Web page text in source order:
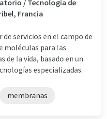
/ Tecnología de
Francia
servicios en el campo de
moléculas para las
de la vida, basado en un
especializadas.
membranas